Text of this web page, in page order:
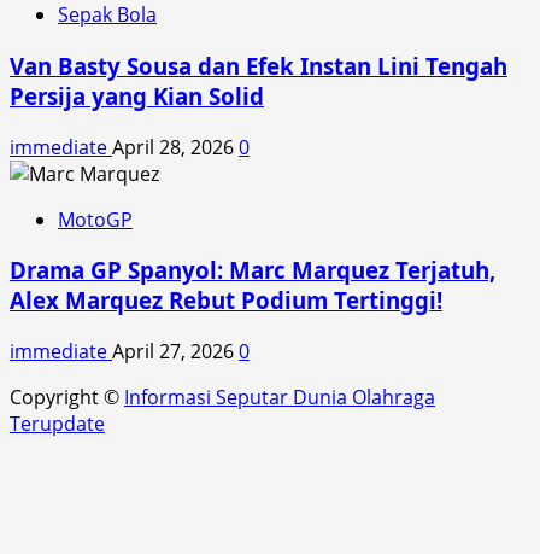
Sepak Bola
Van Basty Sousa dan Efek Instan Lini Tengah
Persija yang Kian Solid
immediateApril 28, 20260
MotoGP
Drama GP Spanyol: Marc Marquez Terjatuh,
Alex Marquez Rebut Podium Tertinggi!
immediateApril 27, 20260
Copyright © Informasi Seputar Dunia Olahraga
Terupdate